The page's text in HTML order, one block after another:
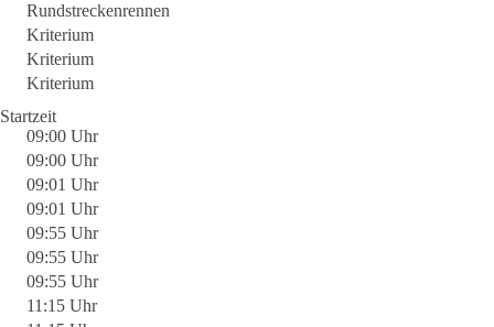
Rundstreckenrennen
Kriterium
Kriterium
Kriterium
Startzeit
09:00 Uhr
09:00 Uhr
09:01 Uhr
09:01 Uhr
09:55 Uhr
09:55 Uhr
09:55 Uhr
11:15 Uhr